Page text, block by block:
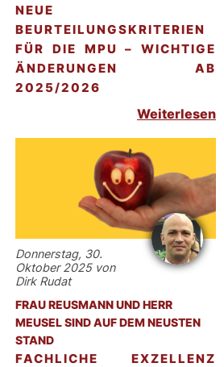
NEUE
BEURTEILUNGSKRITERIEN
FÜR DIE MPU – WICHTIGE
ÄNDERUNGEN AB
2025/2026
Weiterlesen
Donnerstag, 30.
Oktober 2025 von
Dirk Rudat
FRAU REUSMANN UND HERR
MEUSEL SIND AUF DEM NEUSTEN
STAND
FACHLICHE EXZELLENZ